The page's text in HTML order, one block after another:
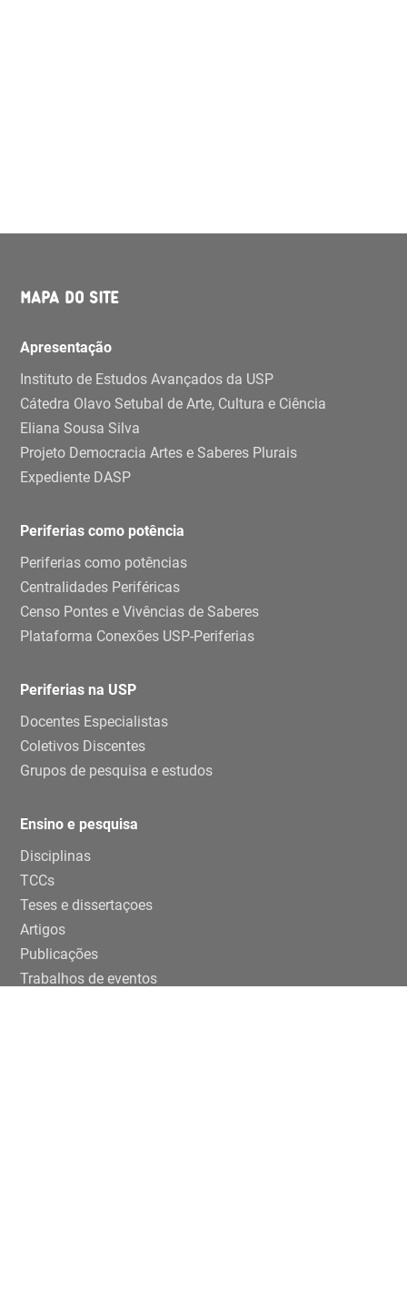
MAPA DO SITE
Apresentação
Instituto de Estudos Avançados da USP
Cátedra Olavo Setubal de Arte, Cultura e Ciência
Eliana Sousa Silva
Projeto Democracia Artes e Saberes Plurais
Expediente DASP
Periferias como potência
Periferias como potências
Centralidades Periféricas
Censo Pontes e Vivências de Saberes
Plataforma Conexões USP-Periferias
Periferias na USP
Docentes Especialistas
Coletivos Discentes
Grupos de pesquisa e estudos
Ensino e pesquisa
Disciplinas
TCCs
Teses e dissertaçoes
Artigos
Publicações
Trabalhos de eventos